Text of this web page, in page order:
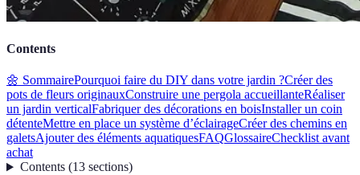
Contents
🌼 SommairePourquoi faire du DIY dans votre jardin ?Créer des
pots de fleurs originauxConstruire une pergola accueillanteRéaliser
un jardin verticalFabriquer des décorations en boisInstaller un coin
détenteMettre en place un système d’éclairageCréer des chemins en
galetsAjouter des éléments aquatiquesFAQGlossaireChecklist avant
achat
Contents(13 sections)